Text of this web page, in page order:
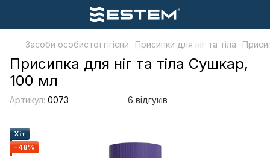
Засоби особистої гігієни Присипки для ніг та тіла
Присипка для ніг та тіла Сушкар,
100 мл
Артикул: 0073 6 відгуків
Хіт
−48%